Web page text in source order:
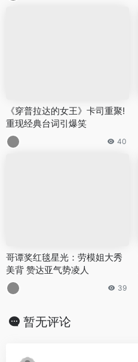
《穿普拉达的女王》卡司重聚!
重现经典台词引爆笑
40
哥谭奖红毯星光：劳模姐大秀
美背 赞达亚气势凌人
39
暂无评论